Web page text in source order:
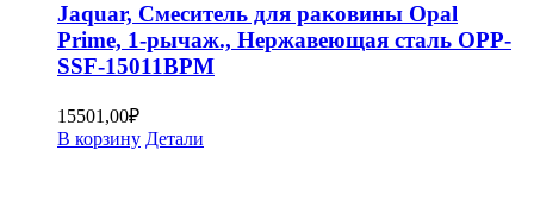
Jaquar, Смеситель для раковины Opal
Prime, 1-рычаж., Нержавеющая сталь OPP-
SSF-15011BPM
15501,00₽
В корзину Детали